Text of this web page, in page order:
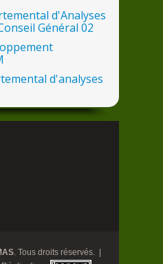
d'Analyses
Général 02
d'analyses
Chambre Régionale
deLoire
. Tous droits réservés. |